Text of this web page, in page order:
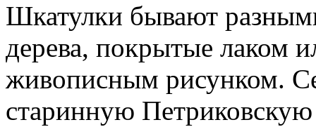
Шкатулки бывают
дерева, покрытые лаком
живописным рисунком.
старинную